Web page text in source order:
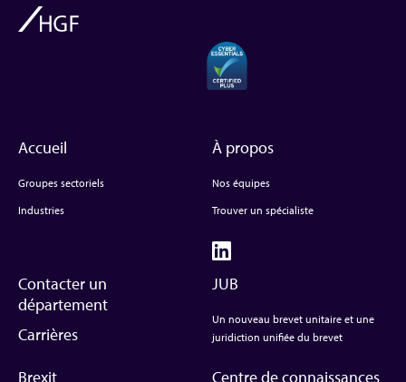
Accueil
Groupes sectoriels
Industries
À propos
Nos équipes
Trouver un spécialiste
Contacter un
département
Carrières
JUB
Un nouveau brevet unitaire et une
juridiction unifiée du brevet
Brexit Centre de connaissances